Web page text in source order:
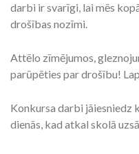
darbi ir svarīgi, lai mēs
drošības nozīmi.
Attēlo zīmējumos,
parūpēties par drošību!
Konkursa darbi jāiesniedz
dienās, kad atkal skolā